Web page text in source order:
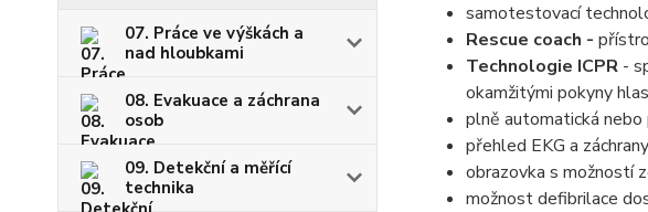
07. Práce ve výškách a
nad hloubkami
08. Evakuace a záchrana
osob
09. Detekční a měřící
technika
samotestovací
Rescue coach -
Technologie ICPR-
okamžitými pokyny
plně automatická
přehled EKG a
obrazovka s možností
možnost defibrilace